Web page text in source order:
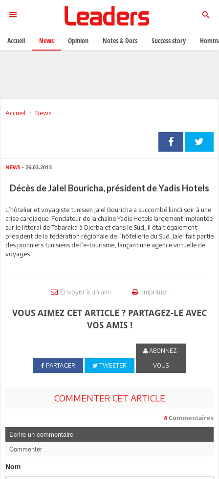
Accueil News
NEWS - 26.03.2013
Décès de Jalel Bouricha, président de Yadis Hotels
L’hôtelier et voyagiste tunisien Jalel Bouricha a succombé lundi soir à une
crise cardiaque. Fondateur de la chaîne Yadis Hotels largement implantée
sur le littoral de Tabaraka à Djerba et dans le Sud, il était également
président de la fédération régionale de l’hôtellerie du Sud. Jalel fait partie
des pionniers tunisiens de l’e-tourisme, lançant une agence virtuelle de
voyages.
Envoyer à un ami Imprimer
VOUS AIMEZ CET ARTICLE ? PARTAGEZ-LE AVEC
VOS AMIS !
PARTAGER TWEETER
ABONNEZ-
VOUS
COMMENTER CET ARTICLE
4 Commentaires
Ecrire un commentaire
Commenter
Nom
Accueil News Opinion Notes & Docs Success story